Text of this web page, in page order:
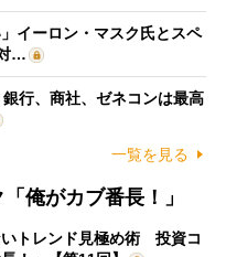
イーロン・マスク氏とスペ
…
行、商社、ゼネコンは最高
一覧を見る
俺がカブ番長！」
いトレンド見極め術 投資コ